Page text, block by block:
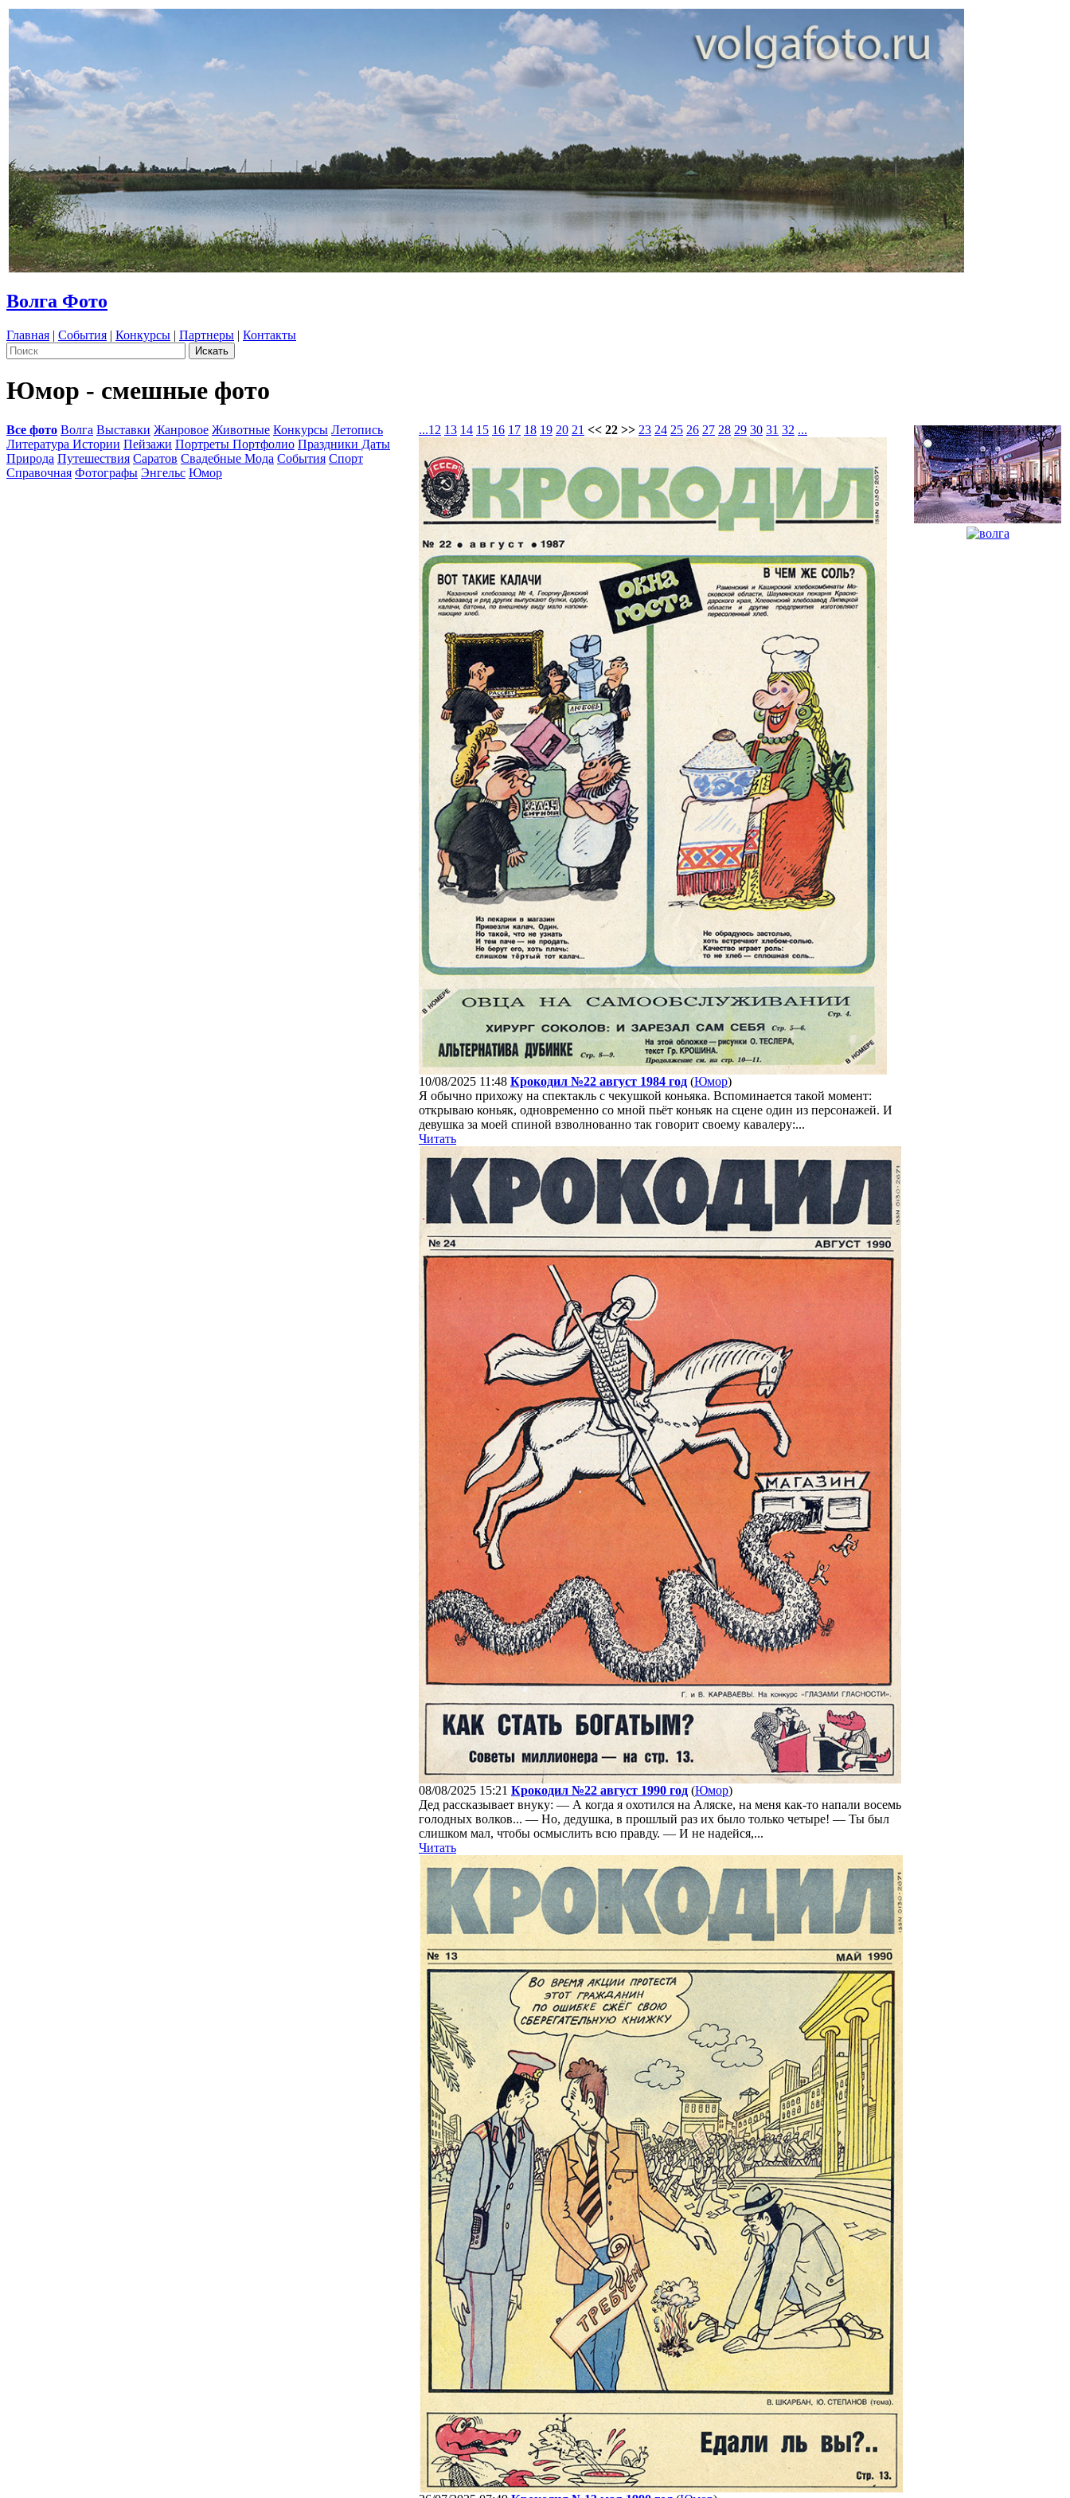
Волга Фото
Главная | События | Конкурсы | Партнеры | Контакты
Юмор - смешные фото
Все фото Волга Выставки Жанровое Животные Конкурсы Летопись
Литература Истории Пейзажи Портреты Портфолио Праздники Даты
Природа Путешествия Саратов Свадебные Мода События Спорт
Справочная Фотографы Энгельс Юмор
...12 13 14 15 16 17 18 19 20 21 << 22 >> 23 24 25 26 27 28 29 30 31 32 ...
10/08/2025 11:48 Крокодил №22 август 1984 год (Юмор)
Я обычно прихожу на спектакль с чекушкой коньяка. Вспоминается такой момент:
открываю коньяк, одновременно со мной пьёт коньяк на сцене один из персонажей. И
девушка за моей спиной взволнованно так говорит своему кавалеру:...
Читать
08/08/2025 15:21 Крокодил №22 август 1990 год (Юмор)
Дед рассказывает внуку: — А когда я охотился на Аляске, на меня как-то напали восемь
голодных волков... — Но, дедушка, в прошлый раз их было только четыре! — Ты был
слишком мал, чтобы осмыслить всю правду. — И не надейся,...
Читать